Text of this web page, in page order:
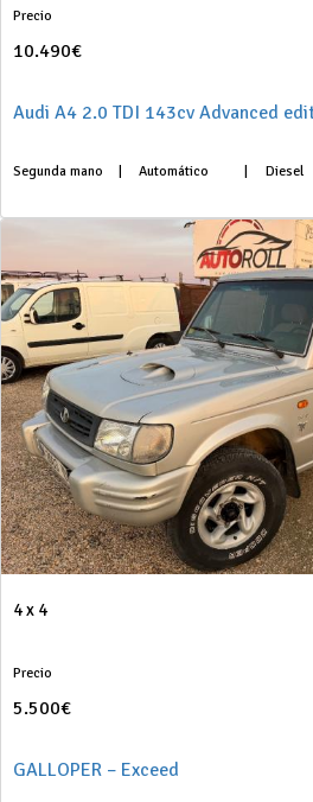
Precio
10.490€
Audi A4 2.0 TDI 143cv Advanced
Segunda mano Automático Diesel
4 x 4
Precio
5.500€
GALLOPER – Exceed